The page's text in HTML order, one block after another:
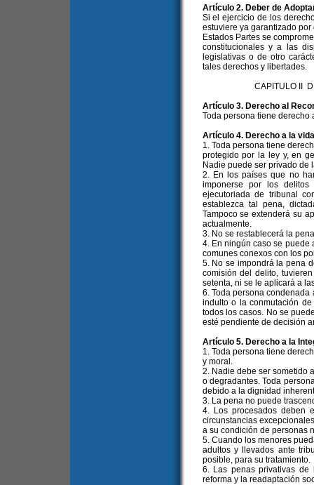
Artículo 2. Deber de
Si el ejercicio de los
estuviere ya garantizado
Estados Partes se
constitucionales y a las
legislativas o de otro
tales derechos y libertades.
CAPITULO II
Artículo 3. Derecho al
Toda persona tiene
Artículo 4. Derecho a la vida
1. Toda persona tiene
protegido por la ley y, en
Nadie puede ser privado de
2. En los países que no
imponerse por los delitos
ejecutoriada de tribunal
establezca tal pena,
Tampoco se extenderá su
actualmente.
3. No se restablecerá la
4. En ningún caso se puede
comunes conexos con los
5. No se impondrá la pena
comisión del delito,
setenta, ni se le aplicará a
6. Toda persona
indulto o la conmutación
todos los casos. No se
esté pendiente de decisión
Artículo 5. Derecho a la
1. Toda persona tiene
y moral.
2. Nadie debe ser sometido
o degradantes. Toda
debido a la dignidad
3. La pena no puede
4. Los procesados deben
circunstancias
a su condición de personas
5. Cuando los menores
adultos y llevados ante
posible, para su tratamiento.
6. Las penas privativas de
reforma y la readaptación